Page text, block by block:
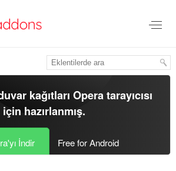
kağıtlarıOpera tarayıcısı
için hazırlanmış.
İndir Free for Android